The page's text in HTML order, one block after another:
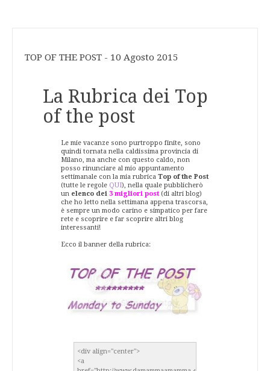
TOP OF THE POST - 10 Agosto 2015
La Rubrica dei Top
of the post
Le mie vacanze sono purtroppo finite, sono
quindi tornata nella caldissima provincia di
Milano, ma anche con questo caldo, non
posso rinunciare al mio appuntamento
settimanale con la mia rubrica Top of the Post
(tutte le regole QUI), nella quale pubblicherò
un elenco dei 3 migliori post(di altri blog)
che ho letto nella settimana appena trascorsa,
è sempre un modo carino e simpatico per fare
rete e scoprire e far scoprire altri blog
interessanti!
Ecco il banner della rubrica: